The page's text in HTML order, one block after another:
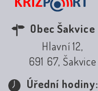
Obec Šakvice
Hlavní 12,
691 67, Šakvice
Úřední hodiny: